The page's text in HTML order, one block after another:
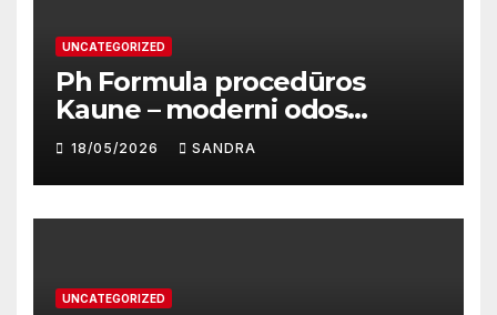
UNCATEGORIZED
Ph Formula procedūros
Kaune – moderni odos
atnaujinimo sistema
18/05/2026 SANDRA
UNCATEGORIZED